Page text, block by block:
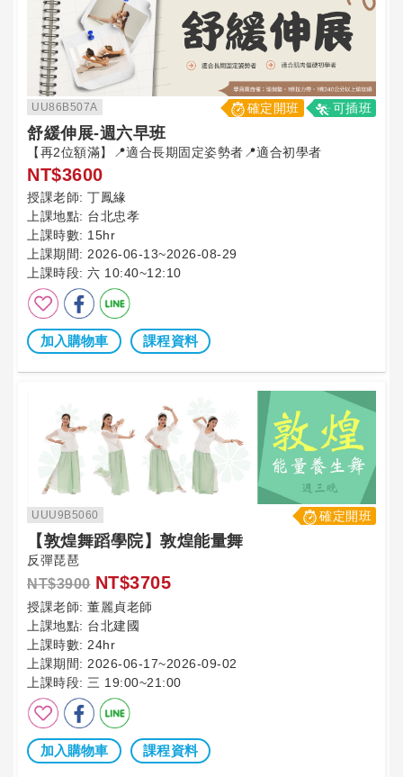
UU86B507A 可插班
確定開班
舒緩伸展-週六早班
【再2位額滿】📍適合長期固定姿勢者📍適合初學者
NT$3600
授課老師: 丁鳳緣
上課地點: 台北忠孝
上課時數: 15hr
上課期間: 2026-06-13~2026-08-29
上課時段: 六 10:40~12:10
加入購物車 課程資料
UUU9B5060 確定開班
【敦煌舞蹈學院】敦煌能量舞
反彈琵琶
NT$3900 NT$3705
授課老師: 董麗貞老師
上課地點: 台北建國
上課時數: 24hr
上課期間: 2026-06-17~2026-09-02
上課時段: 三 19:00~21:00
加入購物車 課程資料